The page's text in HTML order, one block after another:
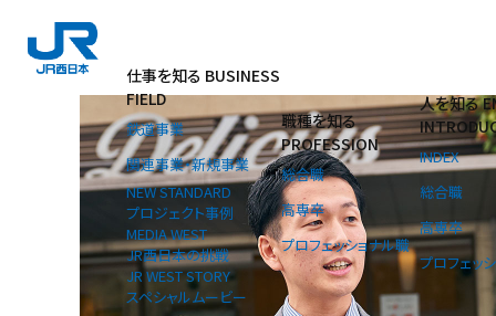
仕事を知る BUSINESS
FIELD
鉄道事業
関連事業・新規事業
NEW STANDARD
プロジェクト事例
MEDIA WEST
JR西日本の挑戦
JR WEST STORY
スペシャルムービー
職種を知る
PROFESSION
総合職
高専卒
プロフェッショナル職
人を知る
INDEX
総合職
高専卒
プロフェッ